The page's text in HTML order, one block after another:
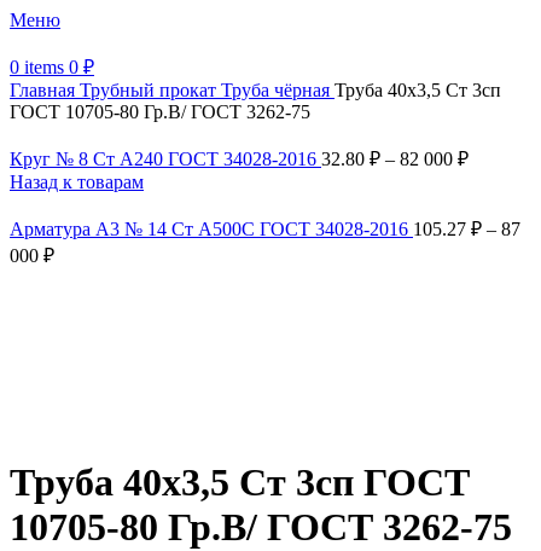
Меню
0 items 0 ₽
Главная Трубный прокат Труба чёрная Труба 40х3,5 Ст 3сп
ГОСТ 10705-80 Гр.В/ ГОСТ 3262-75
Круг № 8 Ст А240 ГОСТ 34028-2016 32.80 ₽ – 82 000 ₽
Назад к товарам
Арматура А3 № 14 Ст А500С ГОСТ 34028-2016 105.27 ₽ – 87
000 ₽
Труба 40х3,5 Ст 3сп ГОСТ
10705-80 Гр.В/ ГОСТ 3262-75